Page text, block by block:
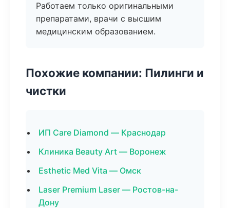
Работаем только оригинальными
препаратами, врачи с высшим
медицинским образованием.
Похожие компании: Пилинги и
чистки
ИП Care Diamond — Краснодар
Клиника Beauty Art — Воронеж
Esthetic Med Vita — Омск
Laser Premium Laser — Ростов-на-
Дону